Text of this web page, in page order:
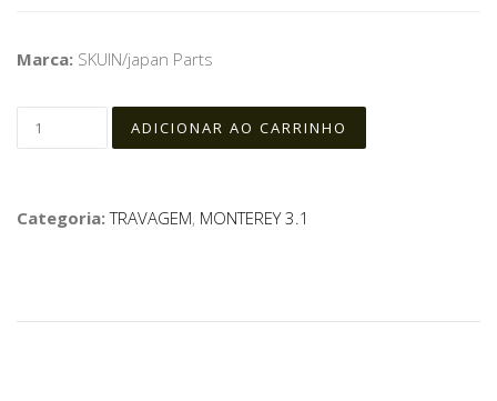
Marca: SKUIN/japan Parts
Categoria:TRAVAGEM, MONTEREY 3.1